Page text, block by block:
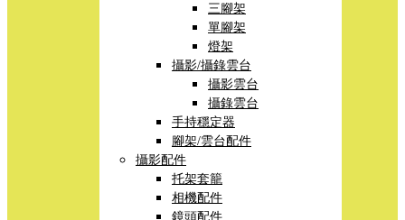
三腳架
單腳架
燈架
攝影/攝錄雲台
攝影雲台
攝錄雲台
手持穩定器
腳架/雲台配件
攝影配件
托架套籠
相機配件
鏡頭配件